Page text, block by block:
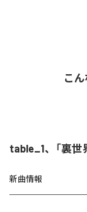
こ
table_1、「裏世
新曲情報